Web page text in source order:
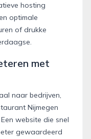
hosting
optimale
of drukke
met
naar bedrijven,
Nijmegen
website die snel
gewaardeerd